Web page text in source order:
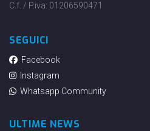
C.f. / P.iva: 01206590471
SEGUICI
Facebook
Instagram
Whatsapp Community
ULTIME NEWS